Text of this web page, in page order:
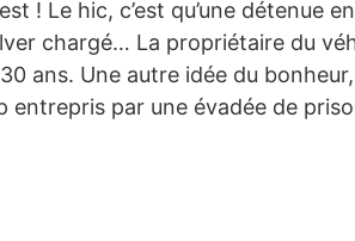
! Le hic, c’est qu’une détenue
chargé… La propriétaire du
ans. Une autre idée du
entrepris par une évadée de